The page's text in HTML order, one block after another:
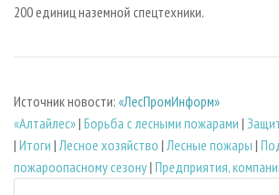
200 единиц наземной спецтехники.
Источник новости: «ЛесПромИнформ»
«Алтайлес»| Борьба с лесными пожарами |
| Итоги |Лесное хозяйство |Лесные пожары |
пожароопасному сезону| Предприятия,